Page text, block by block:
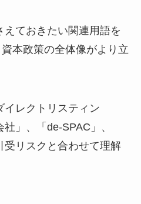
ておきたい関連用語を
本政策の全体像がより立
イレクトリスティン
」、「de-SPAC」、
受リスクと合わせて理解